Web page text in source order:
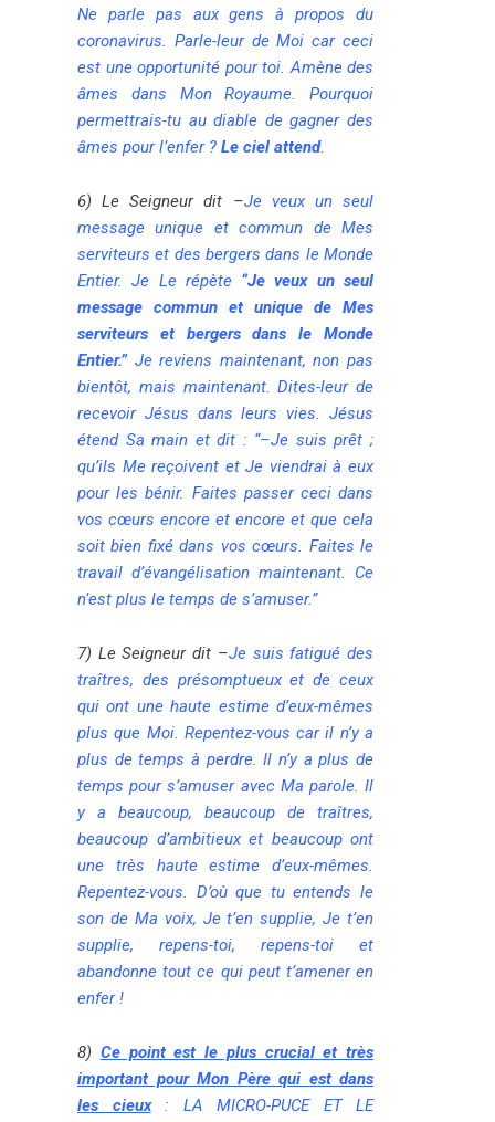
Ne parle pas aux gens à propos du
coronavirus. Parle-leur de Moi car ceci
est une opportunité pour toi. Amène des
âmes dans Mon Royaume. Pourquoi
permettrais-tu au diable de gagner des
âmes pour l’enfer ? Le ciel attend.
6) Le Seigneur dit –Je veux un seul
message unique et commun de Mes
serviteurs et des bergers dans le Monde
Entier. Je Le répète “Je veux un seul
message commun et unique de Mes
serviteurs et bergers dans le Monde
Entier.”Je reviens maintenant, non pas
bientôt, mais maintenant. Dites-leur de
recevoir Jésus dans leurs vies. Jésus
étend Sa main et dit : “–Je suis prêt ;
qu’ils Me reçoivent et Je viendrai à eux
pour les bénir. Faites passer ceci dans
vos cœurs encore et encore et que cela
soit bien fixé dans vos cœurs. Faites le
travail d’évangélisation maintenant. Ce
n’est plus le temps de s’amuser.”
7) Le Seigneur dit –Je suis fatigué des
traîtres, des présomptueux et de ceux
qui ont une haute estime d’eux-mêmes
plus que Moi. Repentez-vous car il n’y a
plus de temps à perdre. Il n’y a plus de
temps pour s’amuser avec Ma parole. Il
y a beaucoup, beaucoup de traîtres,
beaucoup d’ambitieux et beaucoup ont
une très haute estime d’eux-mêmes.
Repentez-vous. D’où que tu entends le
son de Ma voix, Je t’en supplie, Je t’en
supplie, repens-toi, repens-toi et
abandonne tout ce qui peut t’amener en
enfer !
8) Ce point est le plus crucial et très
important pour Mon Père qui est dans
les cieux: LA MICRO-PUCE ET LE